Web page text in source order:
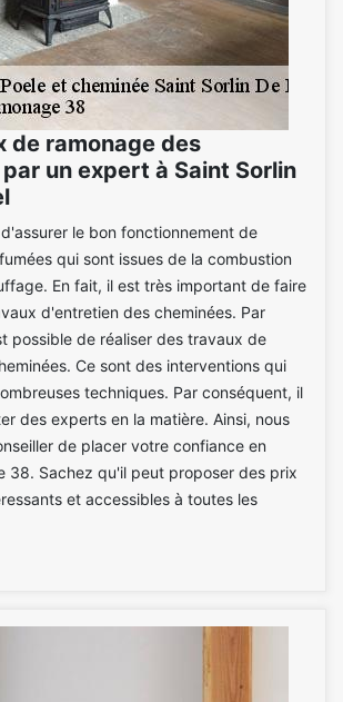
de ramonage des
un expert à Saint Sorlin
le bon fonctionnement de
qui sont issues de la combustion
En fait, il est très important de faire
d'entretien des cheminées. Par
possible de réaliser des travaux de
Ce sont des interventions qui
techniques. Par conséquent, il
des experts en la matière. Ainsi, nous
de placer votre confiance en
38. Sachez qu'il peut proposer des prix
et accessibles à toutes les